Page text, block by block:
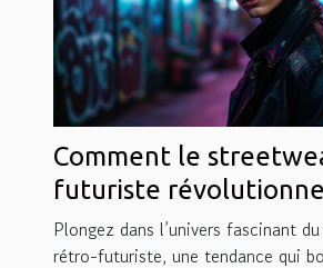
Comment le
futuriste
mode actuelle ?
Plongez dans l’univers fascinant
rétro-futuriste, une tendance qui